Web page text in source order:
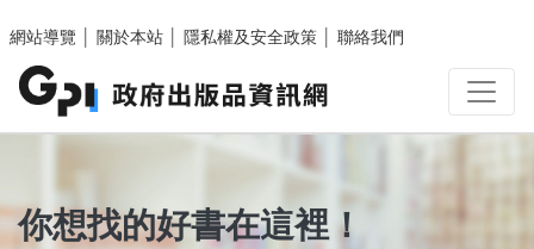
網站導覽
關於本站 隱私權及安全政策 聯絡我們
你想找的好書在這裡！